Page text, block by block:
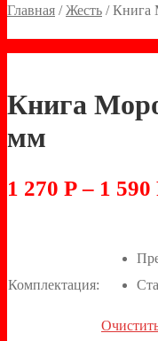
Главная /Жесть /Книга
Книга
мм
1 270 Р– 1 590
Комплектация: